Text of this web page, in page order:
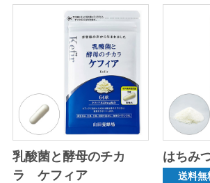
乳酸菌と酵母のチカ
ラ ケフィア
はちみ
送料無